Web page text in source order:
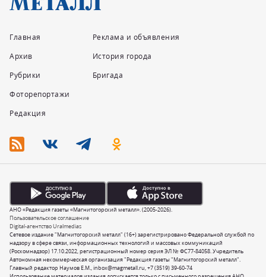
Главная
Архив
Рубрики
Фоторепортажи
Редакция
Реклама и объявления
История города
Бригада
Сетевое издание "Магнитогорский металл" (16+) зарегистрировано Федеральной службой по
надзору в сфере связи, информационных технологий и массовых коммуникаций
(Роскомнадзор) 17.10.2022, регистрационный номер серия ЭЛ № ФС77-84058. Учредитель
Автономная некоммерческая организация "Редакция газеты "Магнитогорский металл".
Главный редактор Наумов Е.М.,inbox@magmetall.ru,+7 (3519) 39-60-74
Пользовательское соглашение
Digital-агентство Uralmedias
АНО «Редакция газеты «Магнитогорский металл». (2005-2026).